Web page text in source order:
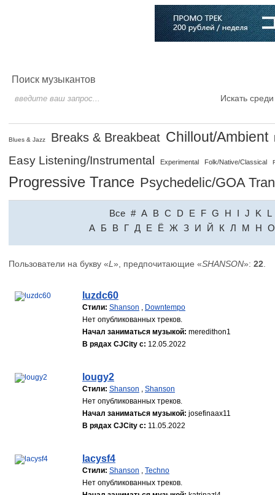
Поиск музыкантов
Искать
Blues & Jazz Breaks & Breakbeat Chillout/Ambient
Easy Listening/Instrumental Experimental Folk/Native/Classical
Progressive Trance Psychedelic/GOA
Все # A B C D E F G H I J K
L
A Б В Г Д Е Ё Ж З И Й К Л М Н О
Пользователи на букву «L », предпочитающие «SHANSON»: 22
luzdc60
Стили: Shanson , Downtempo
Нет опубликованных треков.
Начал заниматься музыкой: meredithon1
В рядах CJCity с: 12.05.2022
lougy2
Стили: Shanson , Shanson
Нет опубликованных треков.
Начал заниматься музыкой: josefinaax11
В рядах CJCity с: 11.05.2022
lacysf4
Стили: Shanson , Techno
Нет опубликованных треков.